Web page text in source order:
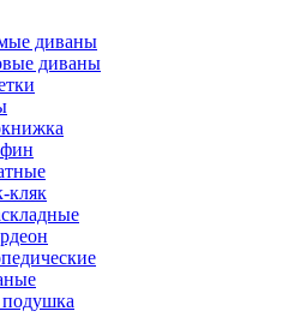
диваны
диваны
кляк
подушка